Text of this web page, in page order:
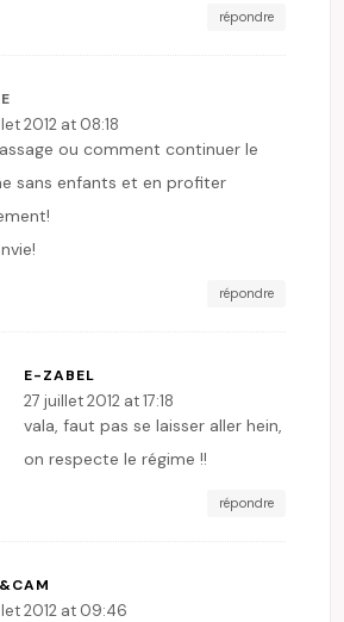
répondre
2012 at 08:18
ou comment continuer le
sans enfants et en profiter
répondre
E-ZABEL
27 juillet 2012 at 17:18
vala, faut pas se laisser aller hein,
on respecte le régime !!
répondre
2012 at 09:46